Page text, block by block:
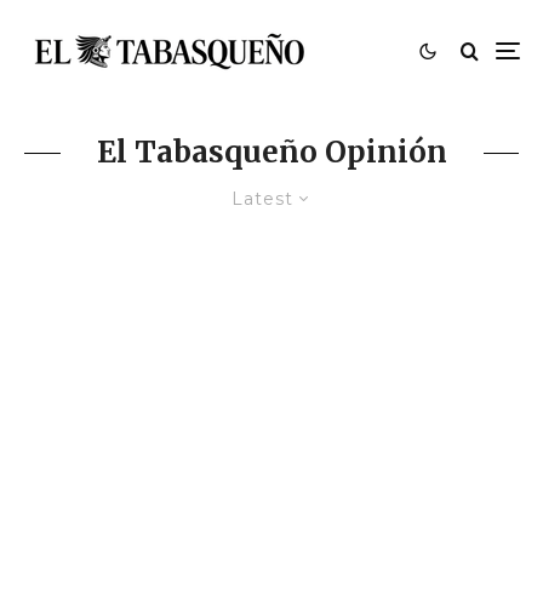
El Tabasqueño Opinión
Latest